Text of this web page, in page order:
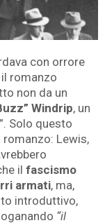
con orrore
romanzo
non da un
Windrip, un
Solo questo
romanzo: Lewis,
il fascismo
armati, ma,
introduttivo,
“il